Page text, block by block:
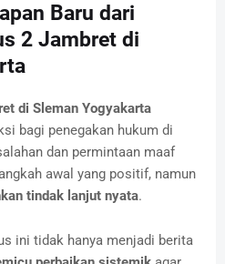
Baru dari
2 Jambret di
di Sleman Yogyakarta
bagi penegakan hukum di
dan permintaan maaf
awal yang positif, namun
tindak lanjut nyata.
ini tidak hanya menjadi berita